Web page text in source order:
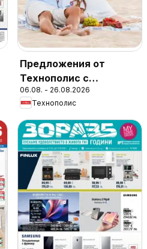
Предложения от
Технополис с
валидност до
26.08.2026
06.08. - 26.08.2026
Технополис